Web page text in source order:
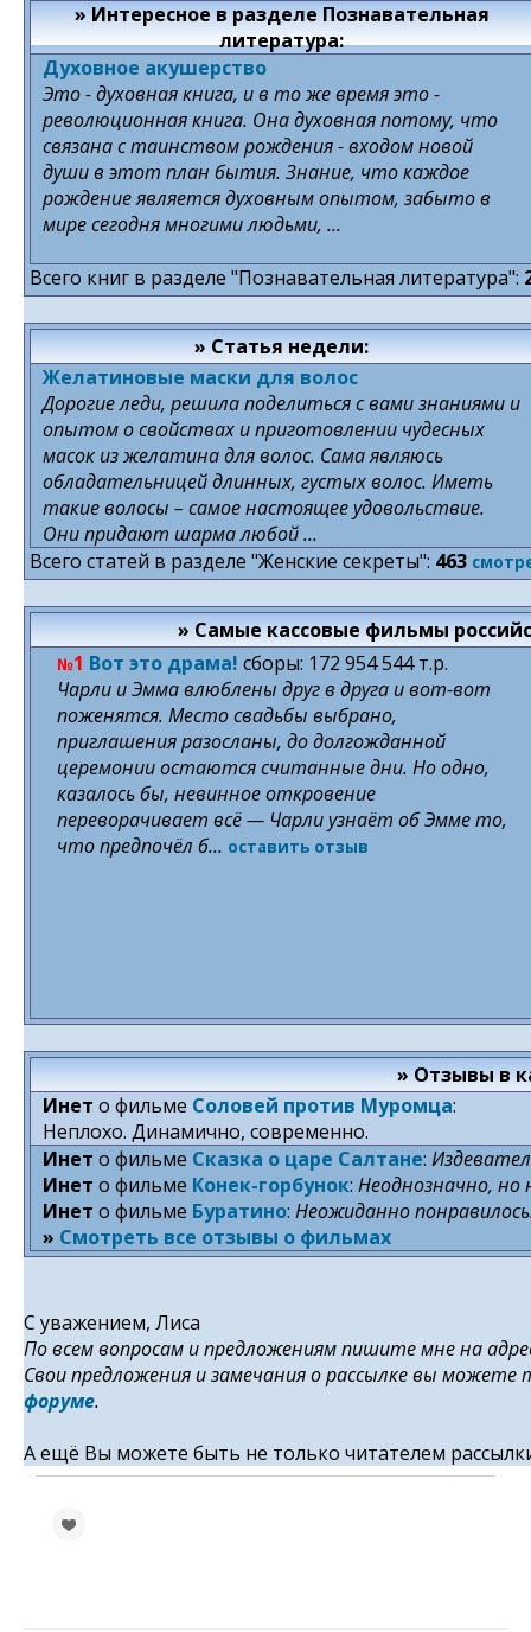
» Интересное в разделе Познавательная
литература:
Духовное акушерство
Это - духовная книга, и в то же время это -
революционная книга. Она духовная потому, что
связана с таинством рождения - входом новой
души в этот план бытия. Знание, что каждое
рождение является духовным опытом, забыто в
мире сегодня многими людьми, ...
Всего книг в разделе "Познавательная литература":
» Статья недели:
Желатиновые маски для волос
Дорогие леди, решила поделиться с вами знаниями и
опытом о свойствах и приготовлении чудесных
масок из желатина для волос. Сама являюсь
обладательницей длинных, густых волос. Иметь
такие волосы – самое настоящее удовольствие.
Они придают шарма любой ...
Всего статей в разделе "Женские секреты": 463
» Самые кассовые фильмы
№1 Вот это драма! cборы: 172 954 544 т.р.
Чарли и Эмма влюблены друг в друга и вот-вот
поженятся. Место свадьбы выбрано,
приглашения разосланы, до долгожданной
церемонии остаются считанные дни. Но одно,
казалось бы, невинное откровение
переворачивает всё — Чарли узнаёт об Эмме то,
что предпочёл б... оставить отзыв
» Отзывы в
Инет о фильме Соловей против Муромца:
Неплохо. Динамично, современно.
Инет о фильме Сказка о царе Салтане:
Инет о фильме Конек-горбунок: Неоднозначно, но
Инет о фильме Буратино: Неожиданно
» Смотреть все отзывы о фильмах
С уважением, Лиса
По всем вопросам и предложениям пишите мне на
Свои предложения и замечания о рассылке вы
форуме.
А ещё Вы можете быть не только читателем